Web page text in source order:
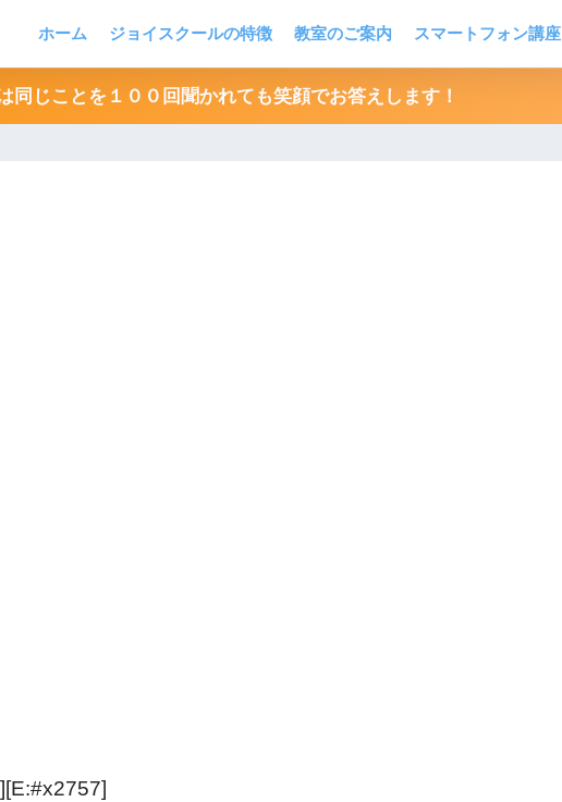
ホーム ジョイスクールの特徴 教室のご案内 スマートフォン講座
同じことを１００回聞かれても笑顔でお答えします！